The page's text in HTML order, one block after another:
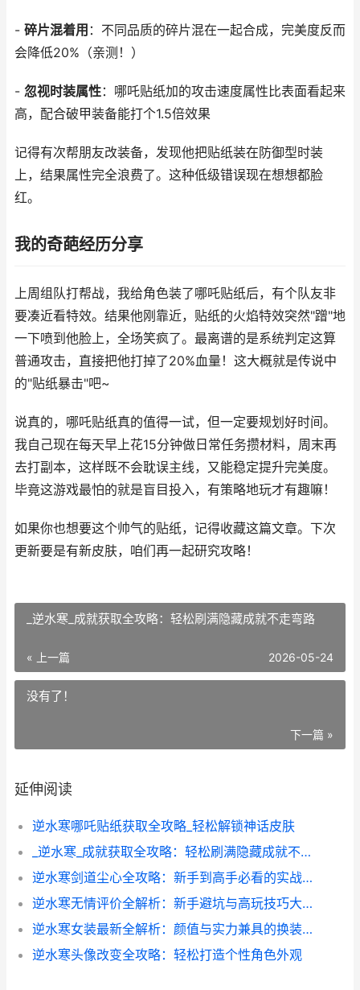
- 碎片混着用 ：不同品质的碎片混在一起合成，完美度反而
会降低20%（亲测！）
- 忽视时装属性：哪吒贴纸加的攻击速度属性比表面看起来
高，配合破甲装备能打个1.5倍效果
记得有次帮朋友改装备，发现他把贴纸装在防御型时装
上，结果属性完全浪费了。这种低级错误现在想想都脸
红。
我的奇葩经历分享
上周组队打帮战，我给角色装了哪吒贴纸后，有个队友非
要凑近看特效。结果他刚靠近，贴纸的火焰特效突然"蹭"地
一下喷到他脸上，全场笑疯了。最离谱的是系统判定这算
普通攻击，直接把他打掉了20%血量！这大概就是传说中
的"贴纸暴击"吧~
说真的，哪吒贴纸真的值得一试，但一定要规划好时间。
我自己现在每天早上花15分钟做日常任务攒材料，周末再
去打副本，这样既不会耽误主线，又能稳定提升完美度。
毕竟这游戏最怕的就是盲目投入，有策略地玩才有趣嘛！
如果你也想要这个帅气的贴纸，记得收藏这篇文章。下次
更新要是有新皮肤，咱们再一起研究攻略！
_逆水寒_成就获取全攻略：轻松刷满隐藏成就不走弯路
« 上一篇 2026-05-24
没有了！
下一篇 »
延伸阅读
逆水寒哪吒贴纸获取全攻略_轻松解锁神话皮肤
_逆水寒_成就获取全攻略：轻松刷满隐藏成就不走弯路
逆水寒剑道尘心全攻略：新手到高手必看的实战技巧
逆水寒无情评价全解析：新手避坑与高玩技巧大揭秘
逆水寒女装最新全解析：颜值与实力兼具的换装秘籍
逆水寒头像改变全攻略：轻松打造个性角色外观